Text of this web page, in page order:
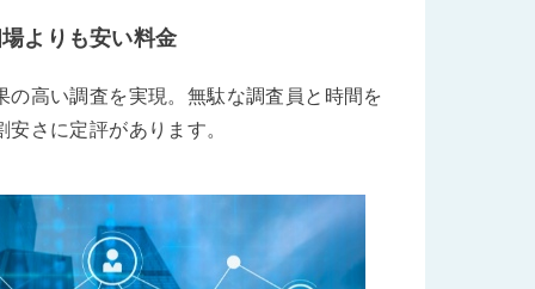
よりも安い料金
の高い調査を実現。無駄な調査員と時間を
さに定評があります。